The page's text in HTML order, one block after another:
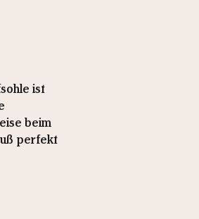
ist
beim
perfekt